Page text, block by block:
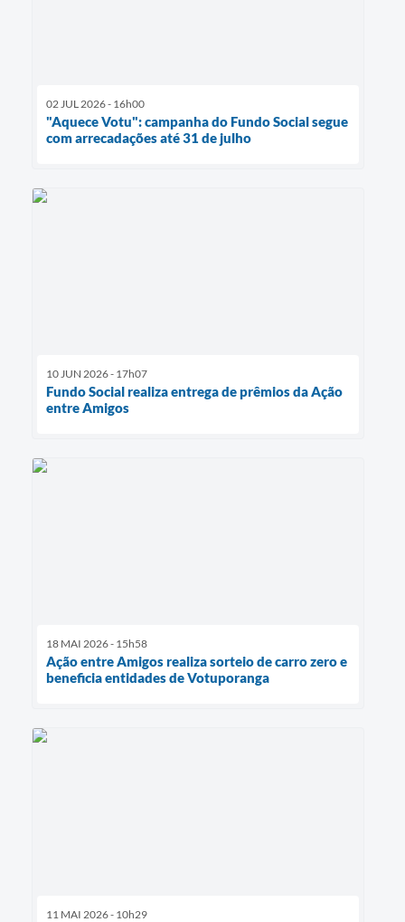
02 JUL 2026 - 16h00
"Aquece Votu": campanha do Fundo Social segue
com arrecadações até 31 de julho
10 JUN 2026 - 17h07
Fundo Social realiza entrega de prêmios da Ação
entre Amigos
18 MAI 2026 - 15h58
Ação entre Amigos realiza sorteio de carro zero e
beneficia entidades de Votuporanga
11 MAI 2026 - 10h29